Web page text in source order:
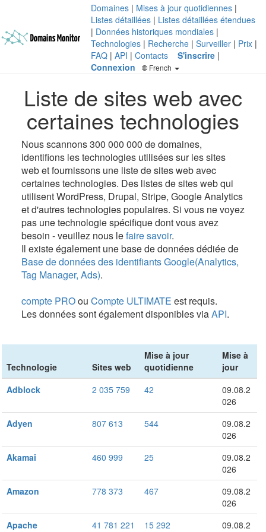
Domaines | Mises à jour quotidiennes |
Listes détaillées | Listes détaillées étendues
| Données historiques mondiales |
Technologies | Recherche | Surveiller | Prix |
FAQ | API | Contacts S'inscrire |
Connexion
French
Liste de sites web avec
certaines technologies
Nous scannons 300 000 000 de domaines,
identifions les technologies utilisées sur les sites
web et fournissons une liste de sites web avec
certaines technologies. Des listes de sites web qui
utilisent WordPress, Drupal, Stripe, Google Analytics
et d'autres technologies populaires. Si vous ne voyez
pas une technologie spécifique dont vous avez
besoin - veuillez nous lefaire savoir.
Il existe également une base de données dédiée de
Base de données des identifiants Google(Analytics,
Tag Manager, Ads).
compte PROou Compte ULTIMATE est requis.
Les données sont également disponibles viaAPI.
Technologie Sites web
Mise à jour
quotidienne
Mise à
jour
Adblock
2 035 759 42
09.08.2
026
Adyen
807 613 544
09.08.2
026
Akamai
460 999 25
09.08.2
026
Amazon
778 373 467
09.08.2
026
Apache
41 781 221 15 292
09.08.2